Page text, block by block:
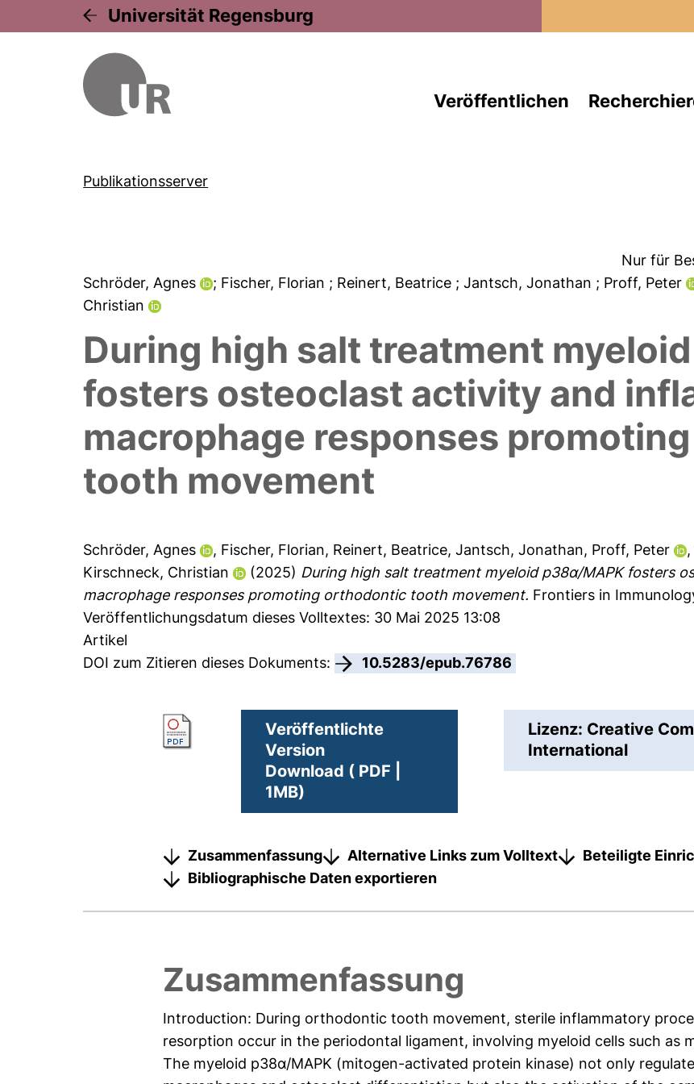
Universität Regensburg
Veröffentlichen
Publikationsserver
Nur für
Schröder, Agnes
; Fischer, Florian ; Reinert, Beatrice ; Jantsch, Jonathan ; Proff, Peter
Christian
During high salt treatment
fosters osteoclast activity and
macrophage responses
tooth movement
Schröder, Agnes , Fischer, Florian, Reinert, Beatrice,Jantsch, Jonathan, Proff, Peter ,
Kirschneck, Christian
(2025) During high salt treatment myeloid p38α/MAPK fosters
macrophage responses promoting orthodontic tooth movement. Frontiers in
Veröffentlichungsdatum dieses Volltextes: 30 Mai 2025 13:08
Artikel
DOI zum Zitieren dieses Dokuments:
10.5283/epub.76786
Veröffentlichte
Version
Download ( PDF |
1MB)
Lizenz: Creative
International
Zusammenfassung Alternative Links zum Volltext Beteiligte
Bibliographische Daten exportieren
Zusammenfassung
Introduction: During orthodontic tooth movement, sterile inflammatory
resorption occur in the periodontal ligament, involving myeloid cells such as
The myeloid p38α/MAPK (mitogen-activated protein kinase) not only